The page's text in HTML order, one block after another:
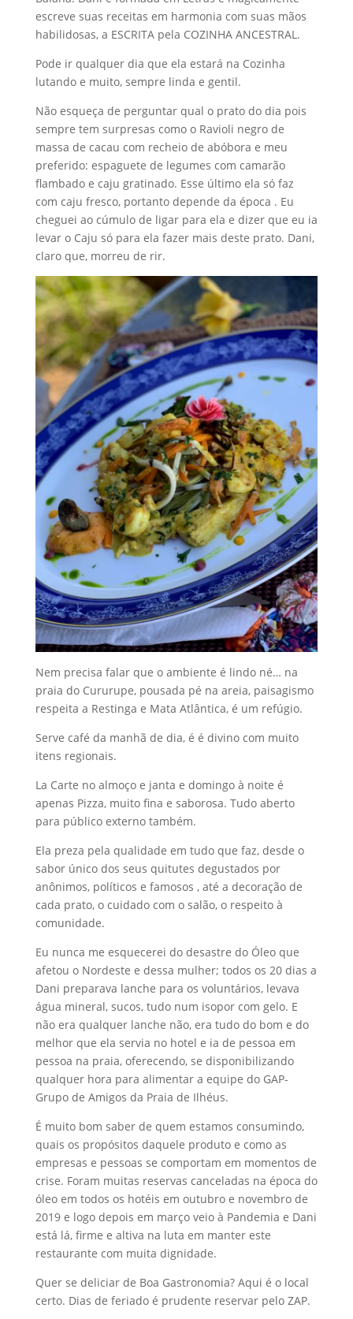
escreve suas receitas em harmonia com suas mãos
habilidosas, a ESCRITA pela COZINHA ANCESTRAL.
Pode ir qualquer dia que ela estará na Cozinha
lutando e muito, sempre linda e gentil.
Não esqueça de perguntar qual o prato do dia pois
sempre tem surpresas como o Ravioli negro de
massa de cacau com recheio de abóbora e meu
preferido: espaguete de legumes com camarão
flambado e caju gratinado. Esse último ela só faz
com caju fresco, portanto depende da época . Eu
cheguei ao cúmulo de ligar para ela e dizer que eu ia
levar o Caju só para ela fazer mais deste prato. Dani,
claro que, morreu de rir.
Nem precisa falar que o ambiente é lindo né… na
praia do Cururupe, pousada pé na areia, paisagismo
respeita a Restinga e Mata Atlântica, é um refúgio.
Serve café da manhã de dia, é é divino com muito
itens regionais.
La Carte no almoço e janta e domingo à noite é
apenas Pizza, muito fina e saborosa. Tudo aberto
para público externo também.
Ela preza pela qualidade em tudo que faz, desde o
sabor único dos seus quitutes degustados por
anônimos, políticos e famosos , até a decoração de
cada prato, o cuidado com o salão, o respeito à
comunidade.
Eu nunca me esquecerei do desastre do Óleo que
afetou o Nordeste e dessa mulher; todos os 20 dias a
Dani preparava lanche para os voluntários, levava
água mineral, sucos, tudo num isopor com gelo. E
não era qualquer lanche não, era tudo do bom e do
melhor que ela servia no hotel e ia de pessoa em
pessoa na praia, oferecendo, se disponibilizando
qualquer hora para alimentar a equipe do GAP-
Grupo de Amigos da Praia de Ilhéus.
É muito bom saber de quem estamos consumindo,
quais os propósitos daquele produto e como as
empresas e pessoas se comportam em momentos de
crise. Foram muitas reservas canceladas na época do
óleo em todos os hotéis em outubro e novembro de
2019 e logo depois em março veio à Pandemia e Dani
está lá, firme e altiva na luta em manter este
restaurante com muita dignidade.
Quer se deliciar de Boa Gastronomia? Aqui é o local
certo. Dias de feriado é prudente reservar pelo ZAP.